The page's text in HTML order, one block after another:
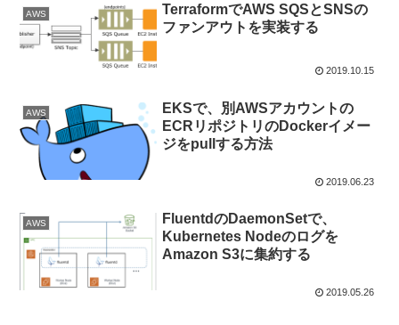
AWS
TerraformでAWS SQSとSNSの
ファンアウトを実装する
2019.10.15
AWS
EKSで、別AWSアカウントの
ECRリポジトリのDockerイメー
ジをpullする方法
2019.06.23
AWS
FluentdのDaemonSetで、
Kubernetes Nodeのログを
Amazon S3に集約する
2019.05.26